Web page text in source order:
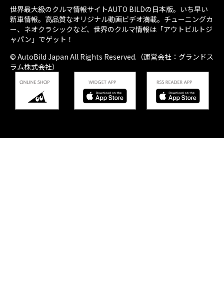
世界最大級のクルマ情報サイトAUTO BILDの日本版。いち早い
新車情報。高品質なオリジナル動画ビデオ満載。チューニングカ
ー、ネオクラシックなど、世界のクルマ情報は「アウトビルトジ
ャパン」でゲット！
© AutoBild Japan All Rights Reserved.（運営会社：グランドス
ラム株式会社）